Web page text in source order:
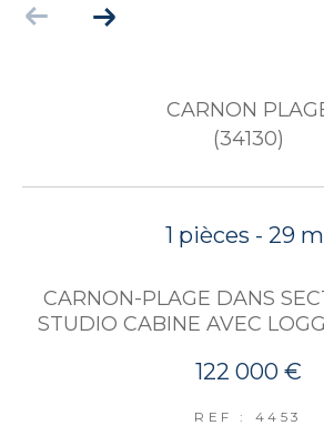
CARNON
(34130)
1 pièces - 29
CARNON-PLAGE DANS
STUDIO CABINE AVEC
122 000 €
REF : 4453